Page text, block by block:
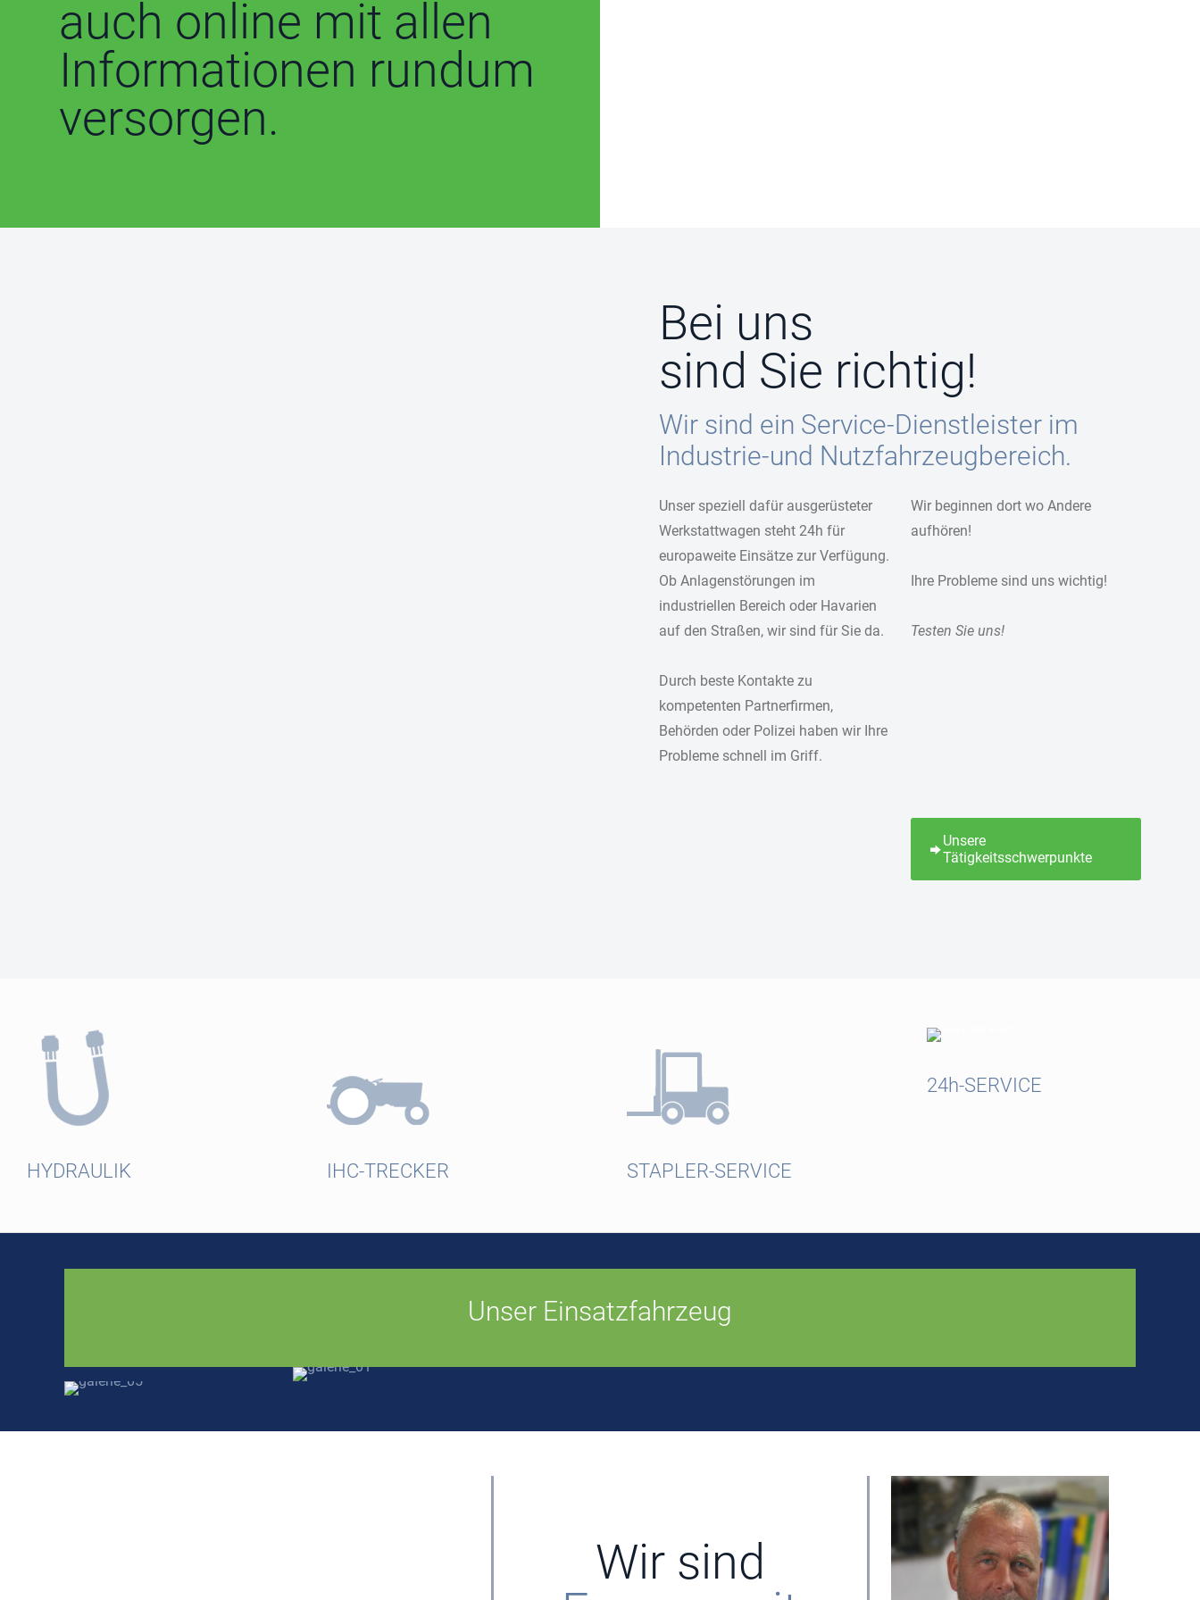
auch online mit allen
Informationen rundum
versorgen.
Bei uns
sind Sie richtig!
Wir sind ein Service-Dienstleister im
Industrie-und Nutzfahrzeugbereich.
Unser speziell dafür ausgerüsteter
Werkstattwagen steht 24h für
europaweite Einsätze zur Verfügung.
Ob Anlagenstörungen im
industriellen Bereich oder Havarien
auf den Straßen, wir sind für Sie da.
Durch beste Kontakte zu
kompetenten Partnerfirmen,
Behörden oder Polizei haben wir Ihre
Probleme schnell im Griff.
Wir beginnen dort wo Andere
aufhören!
Ihre Probleme sind uns wichtig!
Testen Sie uns!
Unsere
Tätigkeitsschwerpunkte
HYDRAULIK IHC-TRECKER STAPLER-SERVICE
24h-SERVICE
Unser Einsatzfahrzeug
Wir sind